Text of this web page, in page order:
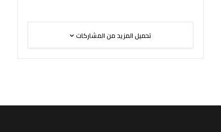
تحميل المزيد من المشاركات